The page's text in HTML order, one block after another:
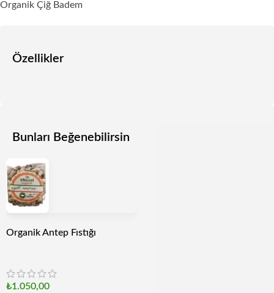
Organik Çiğ Badem
Özellikler
Bunları Beğenebilirsin
Organik Antep Fıstığı
₺1.050,00